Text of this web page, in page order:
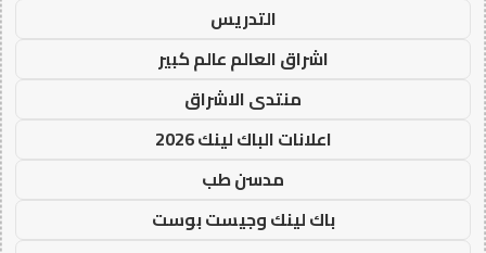
التدريس
اشراق العالم عالم كبير
منتدى الاشراق
اعلانات الباك لينك 2026
مدسن طب
باك لينك وجيست بوست